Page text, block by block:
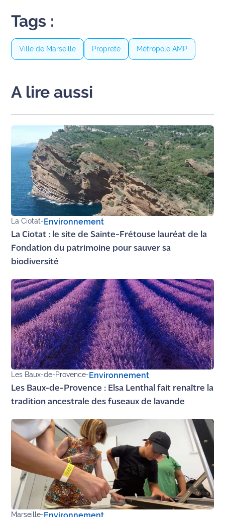
Tags :
Ville de Marseille Propreté Métropole AMP
A lire aussi
La Ciotat-Environnement
La Ciotat : le site de Sainte-Frétouse lauréat de la
Fondation du patrimoine pour sauver sa
biodiversité
Les Baux-de-Provence-Environnement
Les Baux-de-Provence : Elsa Lenthal fait renaître la
tradition ancestrale des fuseaux de lavande
Marseille-